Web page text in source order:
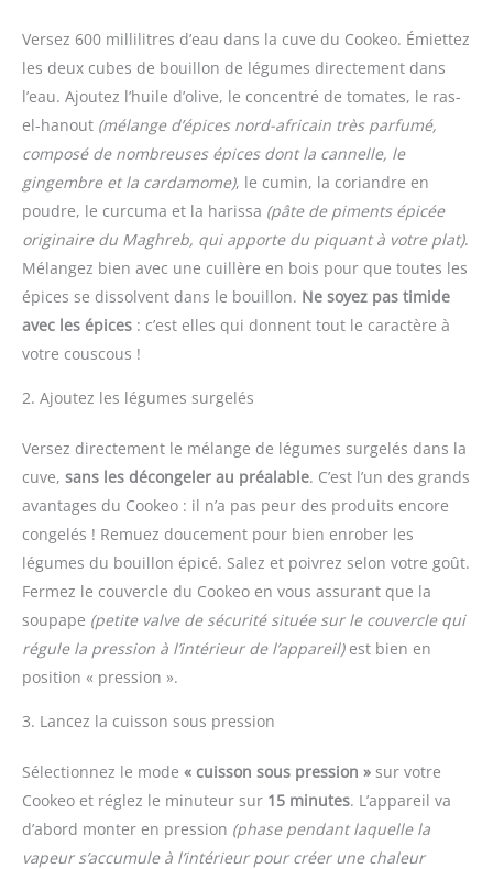
Versez 600 millilitres d’eau dans la cuve du Cookeo. Émiettez
les deux cubes de bouillon de légumes directement dans
l’eau. Ajoutez l’huile d’olive, le concentré de tomates, le ras-
el-hanout (mélange d’épices nord-africain très parfumé,
composé de nombreuses épices dont la cannelle, le
gingembre et la cardamome), le cumin, la coriandre en
poudre, le curcuma et la harissa (pâte de piments épicée
originaire du Maghreb, qui apporte du piquant à votre plat).
Mélangez bien avec une cuillère en bois pour que toutes les
épices se dissolvent dans le bouillon. Ne soyez pas timide
avec les épices : c’est elles qui donnent tout le caractère à
votre couscous !
2. Ajoutez les légumes surgelés
Versez directement le mélange de légumes surgelés dans la
cuve, sans les décongeler au préalable. C’est l’un des grands
avantages du Cookeo : il n’a pas peur des produits encore
congelés ! Remuez doucement pour bien enrober les
légumes du bouillon épicé. Salez et poivrez selon votre goût.
Fermez le couvercle du Cookeo en vous assurant que la
soupape (petite valve de sécurité située sur le couvercle qui
régule la pression à l’intérieur de l’appareil)est bien en
position « pression ».
3. Lancez la cuisson sous pression
Sélectionnez le mode « cuisson sous pression » sur votre
Cookeo et réglez le minuteur sur 15 minutes. L’appareil va
d’abord monter en pression (phase pendant laquelle la
vapeur s’accumule à l’intérieur pour créer une chaleur